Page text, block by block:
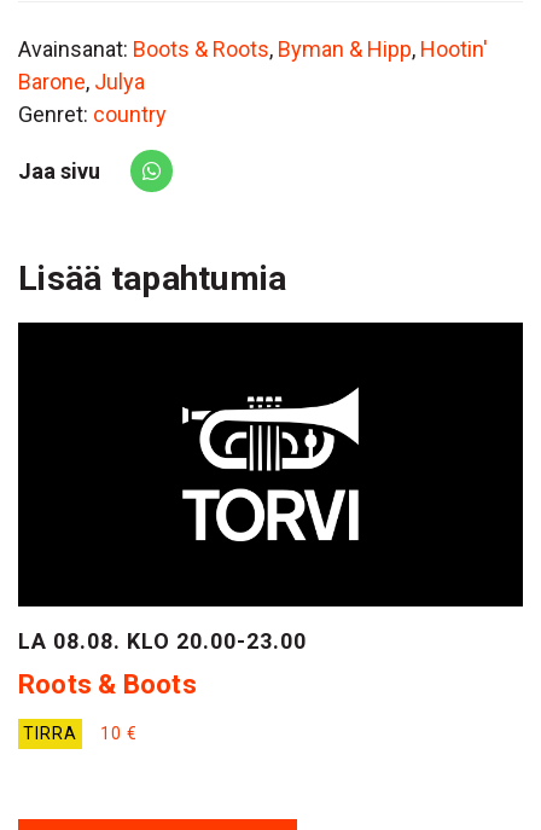
Avainsanat: Boots & Roots, Byman & Hipp, Hootin'
Barone, Julya
Genret: country
Jaa sivu
Share via Whatsapp
Lisää tapahtumia
LA 08.08. KLO 20.00-23.00
Roots & Boots
TIRRA 10 €